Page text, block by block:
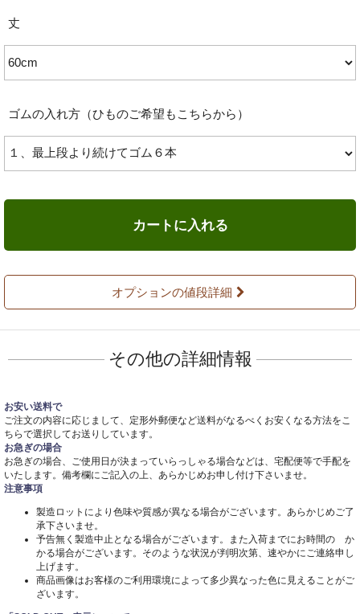
丈
ゴムの入れ方（ひものご希望もこちらから）
カートに入れる
オプションの値段詳細
その他の詳細情報
お安い送料で
ご注文の内容に応じまして、定形外郵便など送料がなるべくお安くなる方法をこ
ちらで選択してお送りしています。
お急ぎの場合
お急ぎの場合、ご使用日が決まっていらっしゃる場合などは、宅配便等で手配を
いたします。備考欄にご記入の上、あらかじめお申し付け下さいませ。
注意事項
製造ロットにより色味や質感が異なる場合がございます。あらかじめご了
承下さいませ。
予告無く製造中止となる場合がございます。また入荷までにお時間の か
かる場合がございます。そのような状況が判明次第、速やかにご連絡申し
上げます。
商品画像はお客様のご利用環境によって多少異なった色に見えることがご
ざいます。